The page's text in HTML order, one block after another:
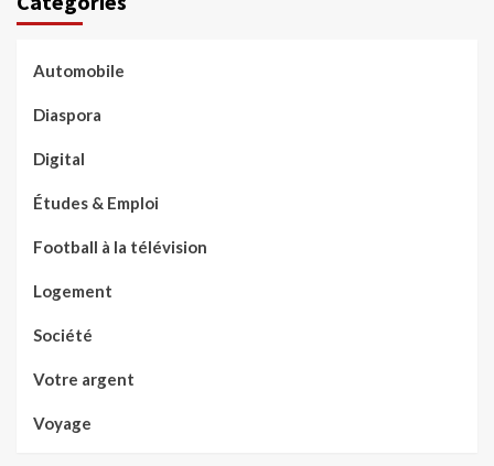
Automobile
Diaspora
Digital
Études & Emploi
Football à la télévision
Logement
Société
Votre argent
Voyage